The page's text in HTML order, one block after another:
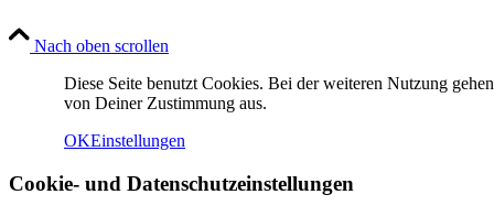
Nach oben scrollen
Diese Seite benutzt Cookies. Bei der weiteren Nutzung
von Deiner Zustimmung aus.
OKEinstellungen
Cookie- und Datenschutzeinstellungen